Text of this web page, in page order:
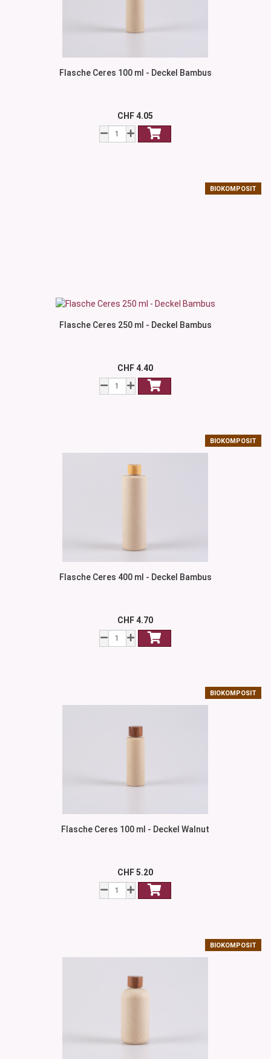
Flasche Ceres 100 ml - Deckel Bambus
CHF 4.05
BIOKOMPOSIT
Flasche Ceres 250 ml - Deckel Bambus
CHF 4.40
BIOKOMPOSIT
Flasche Ceres 400 ml - Deckel Bambus
CHF 4.70
BIOKOMPOSIT
Flasche Ceres 100 ml - Deckel Walnut
CHF 5.20
BIOKOMPOSIT